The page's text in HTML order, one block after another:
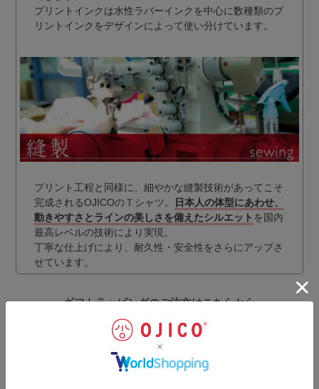
プリントインクは水性ラバーインクを中心に数種類のプ
リントインクをデザインによって使い分けています。
プリント工程と同様に、細やかな縫製技術があってこそ
完成されるOJICOのＴシャツ。
日本人の体型にあわせ、
動きやすさとラインの美しさを備えたシルエット を国内
最高レベルの技術により実現。
丁寧な仕上げにより、耐久性・安全性をさらにアップさ
せています。
ギフトラッピングのご注文はこちらから